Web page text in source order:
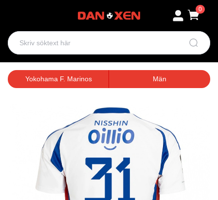
0
Yokohama F. Marinos Män